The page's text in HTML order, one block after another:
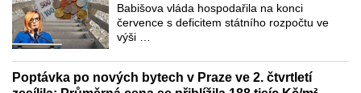
Babišova vláda hospodařila na konci
července s deficitem státního rozpočtu ve
výši …
Poptávka po nových bytech v Praze ve 2. čtvrtletí